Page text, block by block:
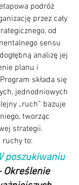
podróż
przez cały
od
sensu
analizę jej
planu i
składa się
jednodniowych
„ruch” bazuje
tworząc
strategii.
ruchy to:
poszukiwaniu